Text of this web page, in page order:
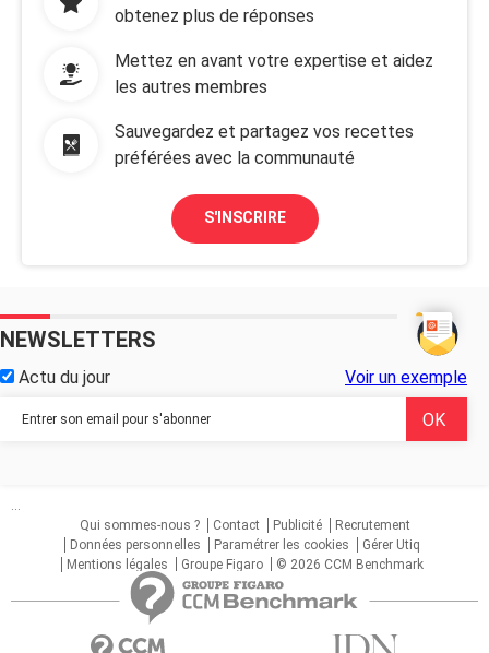
obtenez plus de réponses
Mettez en avant votre expertise et aidez
les autres membres
Sauvegardez et partagez vos recettes
préférées avec la communauté
S'INSCRIRE
NEWSLETTERS
Actu du jour Voir un exemple
...
Qui sommes-nous ?
Contact Publicité
Recrutement
Données personnelles
Paramétrer les cookies
Gérer Utiq
Mentions légales
Groupe Figaro © 2026 CCM Benchmark